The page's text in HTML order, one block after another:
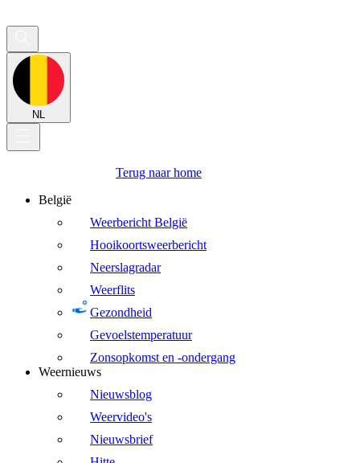
NL
Terug naar home
België
Weerbericht België
Hooikoortsweerbericht
Neerslagradar
Weerflits
Gezondheid
Gevoelstemperatuur
Zonsopkomst en -ondergang
Weernieuws
Nieuwsblog
Weervideo's
Nieuwsbrief